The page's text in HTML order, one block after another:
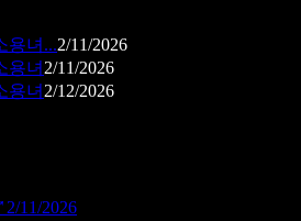
용녀...2/11/2026
용녀 2/11/2026
용녀 2/12/2026
2/11/2026